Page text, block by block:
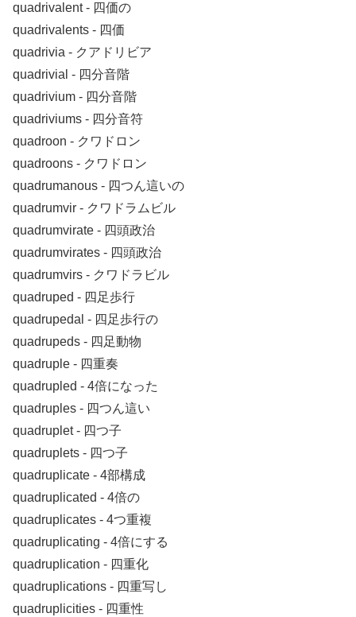
quadrivalent ‐ 四価の
quadrivalents ‐ 四価
quadrivia ‐ クアドリビア
quadrivial ‐ 四分音階
quadrivium ‐ 四分音階
quadriviums ‐ 四分音符
quadroon ‐ クワドロン
quadroons ‐ クワドロン
quadrumanous ‐ 四つん這いの
quadrumvir ‐ クワドラムビル
quadrumvirate ‐ 四頭政治
quadrumvirates ‐ 四頭政治
quadrumvirs ‐ クワドラビル
quadruped ‐ 四足歩行
quadrupedal ‐ 四足歩行の
quadrupeds ‐ 四足動物
quadruple ‐ 四重奏
quadrupled ‐ 4倍になった
quadruples ‐ 四つん這い
quadruplet ‐ 四つ子
quadruplets ‐ 四つ子
quadruplicate ‐ 4部構成
quadruplicated ‐ 4倍の
quadruplicates ‐ 4つ重複
quadruplicating ‐ 4倍にする
quadruplication ‐ 四重化
quadruplications ‐ 四重写し
quadruplicities ‐ 四重性